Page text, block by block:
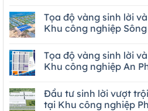
Tọa độ vàng sinh lời
Khu công nghiệp
Tọa độ vàng sinh lời
Khu công nghiệp An
Đầu tư sinh lời vượt
tại Khu công nghiệp